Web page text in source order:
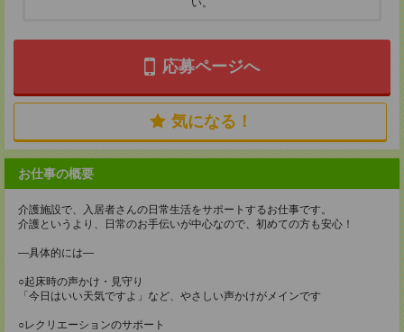
い。
応募ページへ
気になる！
お仕事の概要
介護施設で、入居者さんの日常生活をサポートするお仕事です。
介護というより、日常のお手伝いが中心なので、初めての方も安心！
―具体的には―
○起床時の声かけ・見守り
「今日はいい天気ですよ」など、やさしい声かけがメインです
○レクリエーションのサポート